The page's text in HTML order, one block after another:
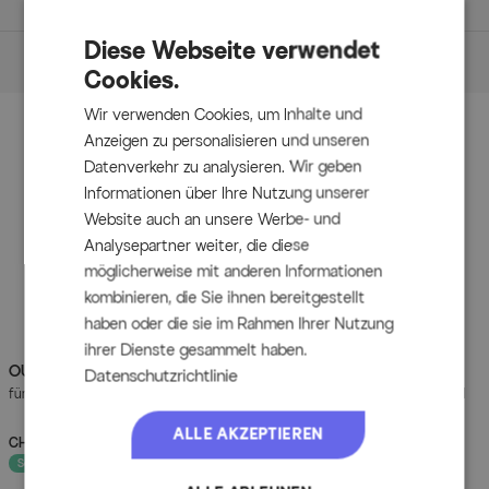
Maße (L/B/H)
ca. 107 x 59 x 90 cm
Sitzhöhe: ca. 44 cm
Sitzbreite: ca. 100 cm
Sitztiefe: ca. 46 cm
Gewicht: ca. 23 kg
Maßbild
(zum Vergrößern bitte anklicken)
Artikelmerkmale & Materialien
Hauptmaterial:
Zubehör
OUTFLEXXHolzreiniger/Entgrauer,
für naturbelassene Holzarten, 1 Liter
CHF 69.90
- 22%
Sofort lieferbar
CHF 79.90UVP CHF 109.90
Sofort lieferbar
Diese Webseite verwendet
Cookies.
Wir verwenden Cookies, um Inhalte und
Anzeigen zu personalisieren und unseren
Datenverkehr zu analysieren. Wir geben
Informationen über Ihre Nutzung unserer
Website auch an unsere Werbe- und
Analysepartner weiter, die diese
möglicherweise mit anderen Informationen
kombinieren, die Sie ihnen bereitgestellt
haben oder die sie im Rahmen Ihrer Nutzung
ihrer Dienste gesammelt haben.
Datenschutzrichtlinie
ALLE AKZEPTIEREN